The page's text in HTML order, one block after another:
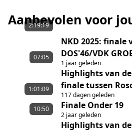
Aanbevolen voor
2:19:19
NKD 2025: finale
DOS'46/VDK
1 jaar geleden
07:05
Highlights van de
finale tussen
117 dagen geleden
1:01:09
Finale Onder 19
2 jaar geleden
10:50
Highlights van